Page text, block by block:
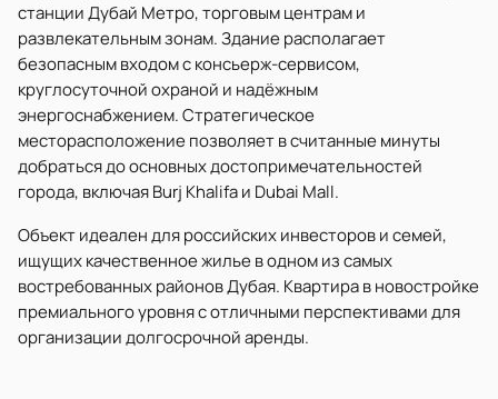
станции Дубай Метро, торговым центрам и
развлекательным зонам. Здание располагает
безопасным входом с консьерж-сервисом,
круглосуточной охраной и надёжным
энергоснабжением. Стратегическое
месторасположение позволяет в считанные минуты
добраться до основных достопримечательностей
города, включая Burj Khalifa и Dubai Mall.
Объект идеален для российских инвесторов и семей,
ищущих качественное жилье в одном из самых
востребованных районов Дубая. Квартира в новостройке
премиального уровня с отличными перспективами для
организации долгосрочной аренды.